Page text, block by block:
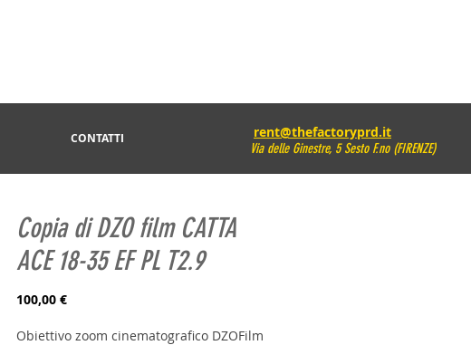
CONTATTI rent@thefactoryprd.it
Via delle Ginestre, 5 Sesto F.no (FIRENZE)
Copia di DZO film CATTA
ACE 18-35 EF PL T2.9
100,00 €Prezzo
Obiettivo zoom cinematografico DZOFilm